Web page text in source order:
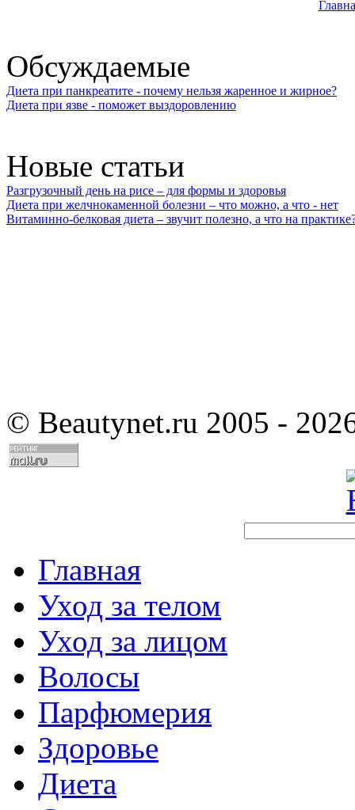
Обсуждаемые
Диета при панкреатите - почему нельзя жаренное и жирное?
Диета при язве - поможет выздоровлению
Новые статьи
Разгрузочный день на рисе – для формы и здоровья
Диета при желчнокаменной болезни – что можно, а что - нет
Витаминно-белковая диета – звучит полезно, а что на
© Beautynet.ru 2005 -
Главная
Уход за телом
Уход за лицом
Волосы
Парфюмерия
Здоровье
Диета